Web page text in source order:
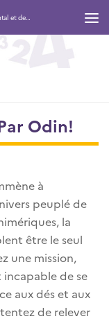
Odin!
à
peuplé de
la
être le seul
une mission,
incapable de se
aux dés et aux
de relever